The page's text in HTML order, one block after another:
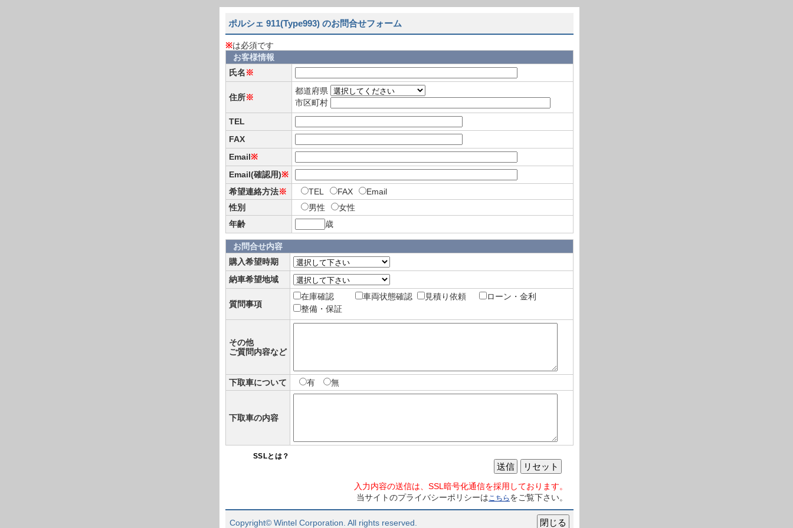
ポルシェ 911(Type993) のお問合せフォーム
※は必須です
お客様情報
氏名※
住所※
都道府県
市区町村
TEL
FAX
Email※
Email(確認用)※
希望連絡方法※ TEL FAX
Email
性別
男性
女性
年齢
歳
お問合せ内容
購入希望時期
納車希望地域
質問事項
在庫確認 車両状態確認 見積り依頼
ローン・金利
整備・保証
その他
ご質問内容など
下取車について 有 無
下取車の内容
SSLとは？
リセット
送信
入力内容の送信は、SSL暗号化通信を採用しております。
当サイトのプライバシーポリシーはこちら をご覧下さい。
Copyright© Wintel Corporation. All rights reserved.